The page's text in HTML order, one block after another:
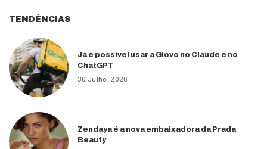
TENDÊNCIAS
Já é possível usar a Glovo no Claude e no
ChatGPT
30 Julho, 2026
Zendaya é a nova embaixadora da Prada
Beauty